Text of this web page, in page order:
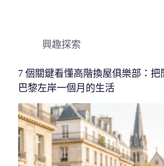
興趣探索
7 個關鍵看懂高階換屋俱樂部：把
巴黎左岸一個月的生活